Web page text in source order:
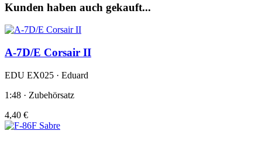
Kunden haben auch gekauft...
A-7D/E Corsair II
EDU EX025 · Eduard
1:48 · Zubehörsatz
4,40 €